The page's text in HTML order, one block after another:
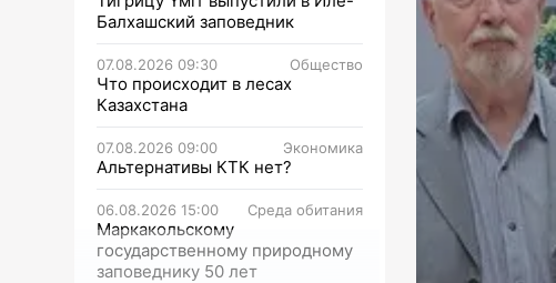
Балхашский заповедник
07.08.2026 09:30 Общество
Что происходит в лесах
Казахстана
07.08.2026 09:00 Экономика
Альтернативы КТК нет?
06.08.2026 15:00 Среда обитания
Маркакольскому
государственному природному
заповеднику 50 лет